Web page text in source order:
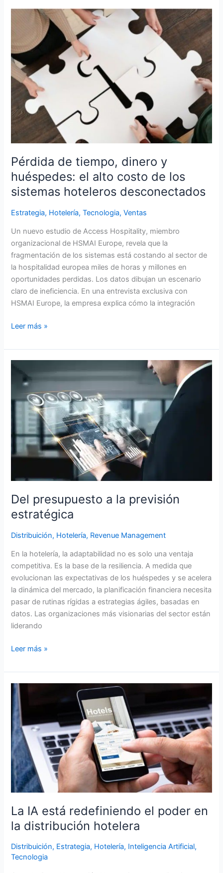
Pérdida de tiempo, dinero y
huéspedes: el alto costo de los
sistemas hoteleros desconectados
Estrategia, Hotelería,Tecnologia,Ventas
Un nuevo estudio de Access Hospitality, miembro
organizacional de HSMAI Europe, revela que la
fragmentación de los sistemas está costando al sector de
la hospitalidad europea miles de horas y millones en
oportunidades perdidas. Los datos dibujan un escenario
claro de ineficiencia. En una entrevista exclusiva con
HSMAI Europe, la empresa explica cómo la integración
Pérdida
dinero
y
huéspedes:
costo
de
los
sistemas
hoteleros
desconectados
Leer más »
Del presupuesto a la previsión
estratégica
Distribuición, Hotelería, Revenue Management
En la hotelería, la adaptabilidad no es solo una ventaja
competitiva. Es la base de la resiliencia. A medida que
evolucionan las expectativas de los huéspedes y se acelera
la dinámica del mercado, la planificación financiera necesita
pasar de rutinas rígidas a estrategias ágiles, basadas en
datos. Las organizaciones más visionarias del sector están
liderando
presupuesto
la
previsión
estratégica
Leer más »
La IA está redefiniendo el poder en
la distribución hotelera
Distribuición, Estrategia, Hotelería, Inteligencia Artificial,
Tecnologia
La
está
redefiniendo
el
poder
en
la
distribución